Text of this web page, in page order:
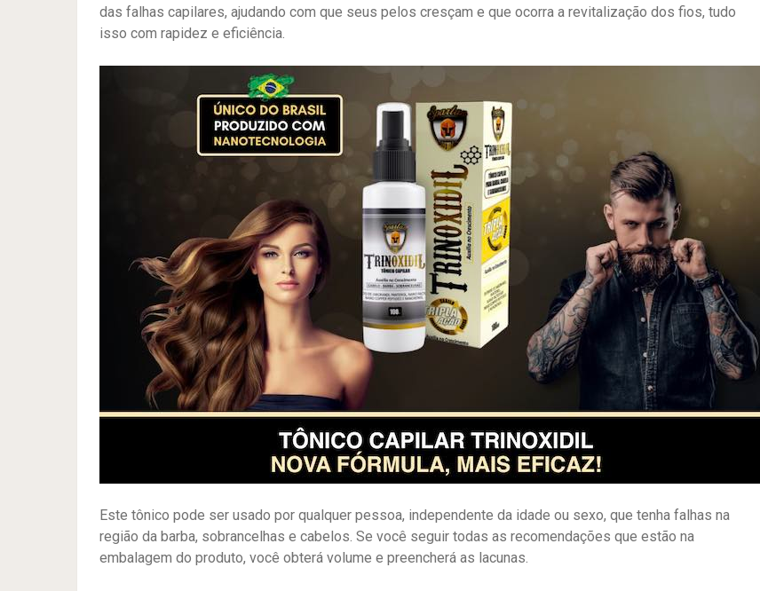
das falhas capilares, ajudando com que seus pelos cresçam e que ocorra a revitalização dos fios, tudo
isso com rapidez e eficiência.
Este tônico pode ser usado por qualquer pessoa, independente da idade ou sexo, que tenha falhas na
região da barba, sobrancelhas e cabelos. Se você seguir todas as recomendações que estão na
embalagem do produto, você obterá volume e preencherá as lacunas.